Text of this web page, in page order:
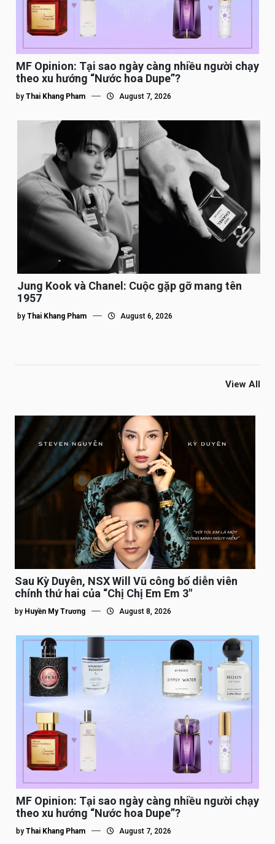
MF Opinion: Tại sao ngày càng nhiều người chạy
theo xu hướng “Nước hoa Dupe”?
by Thai Khang Pham August 7, 2026
Jung Kook và Chanel: Cuộc gặp gỡ mang tên
1957
by Thai Khang Pham August 6, 2026
View All
Sau Kỳ Duyên, NSX Will Vũ công bố diễn viên
chính thứ hai của “Chị Chị Em Em 3″
by Huyền My Trương August 8, 2026
MF Opinion: Tại sao ngày càng nhiều người chạy
theo xu hướng “Nước hoa Dupe”?
by Thai Khang Pham August 7, 2026